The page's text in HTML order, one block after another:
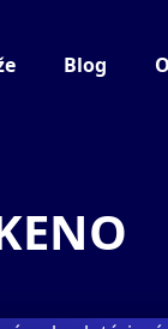
Blog